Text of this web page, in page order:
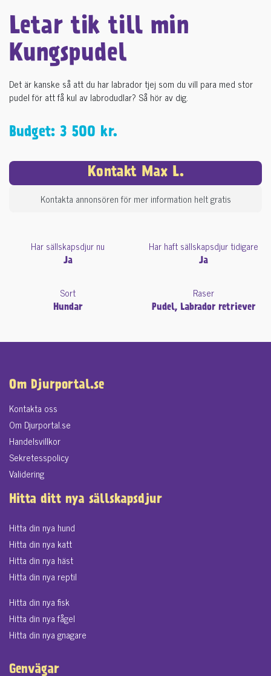
Letar tik till min
Kungspudel
Det är kanske så att du har labrador tjej som du vill para med stor
pudel för att få kul av labrodudlar? Så hör av dig.
Budget: 3 500 kr.
Kontakt Max L.
Kontakta annonsören för mer information helt gratis
Har sällskapsdjur nu
Ja
Har haft sällskapsdjur tidigare
Ja
Sort
Hundar
Raser
Pudel, Labrador retriever
Om Djurportal.se
Kontakta oss
Om Djurportal.se
Handelsvillkor
Sekretesspolicy
Validering
Hitta ditt nya sällskapsdjur
Hitta din nya hund
Hitta din nya katt
Hitta din nya häst
Hitta din nya reptil
Hitta din nya fisk
Hitta din nya fågel
Hitta din nya gnagare
Genvägar